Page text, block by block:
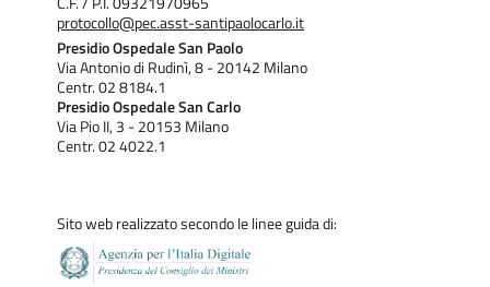
CR Bollate
IPM Beccaria
protocollo@pec.asst-santipaolocarlo.it
Presidio Ospedale San Paolo
Via Antonio di Rudinì, 8 - 20142 Milano
Centr. 02 8184.1
Presidio Ospedale San Carlo
Via Pio II, 3 - 20153 Milano
Centr. 02 4022.1
Sito web realizzato secondo le linee guida di: